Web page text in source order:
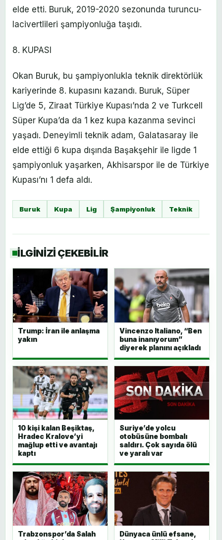
elde etti. Buruk, 2019-2020 sezonunda turuncu-
lacivertlileri şampiyonluğa taşıdı.
8. KUPASI
Okan Buruk, bu şampiyonlukla teknik direktörlük
kariyerinde 8. kupasını kazandı. Buruk, Süper
Lig’de 5, Ziraat Türkiye Kupası’nda 2 ve Turkcell
Süper Kupa’da da 1 kez kupa kazanma sevinci
yaşadı. Deneyimli teknik adam, Galatasaray ile
elde ettiği 6 kupa dışında Başakşehir ile ligde 1
şampiyonluk yaşarken, Akhisarspor ile de Türkiye
Kupası’nı 1 defa aldı.
Buruk Kupa Lig Şampiyonluk Teknik
İLGİNİZİ ÇEKEBİLİR
Trump: İran ile anlaşma
yakın
Vincenzo Italiano, “Ben
buna inanıyorum”
diyerek planını açıkladı
10 kişi kalan Beşiktaş,
Hradec Kralove’yi
mağlup etti ve avantajı
kaptı
Suriye’de yolcu
otobüsüne bombalı
saldırı. Çok sayıda ölü
ve yaralı var
Trabzonspor’da Salah
Dünyaca ünlü efsane,